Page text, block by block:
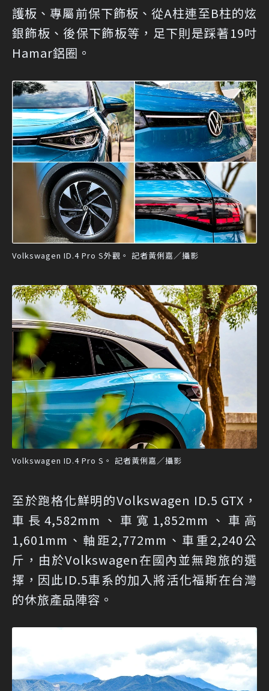
護板、專屬前保下飾板、從A柱連至B柱的炫
銀飾板、後保下飾板等，足下則是踩著19吋
Hamar鋁圈。
Volkswagen ID.4 Pro S外觀。 記者黃俐嘉／攝影
Volkswagen ID.4 Pro S。 記者黃俐嘉／攝影
至於跑格化鮮明的Volkswagen ID.5 GTX，
車長4,582mm、車寬1,852mm、車高
1,601mm、軸距2,772mm、車重2,240公
斤，由於Volkswagen在國內並無跑旅的選
擇，因此ID.5車系的加入將活化福斯在台灣
的休旅產品陣容。